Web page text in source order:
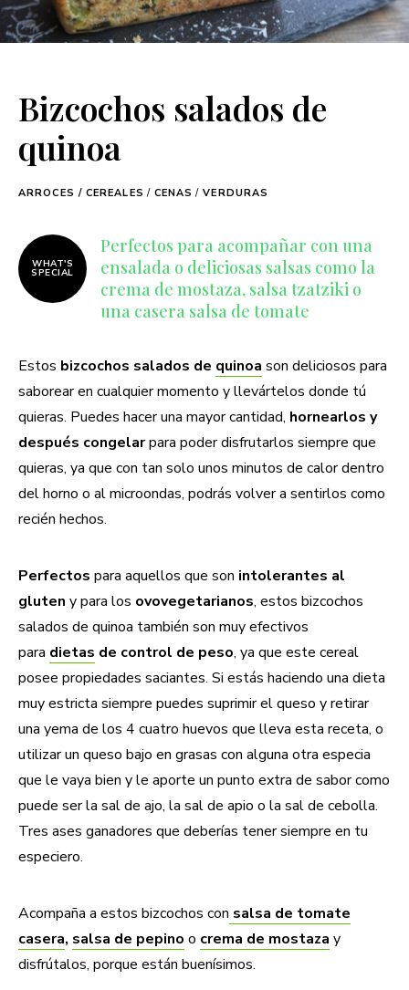
Bizcochos salados de
quinoa
ARROCES / CEREALES / CENAS / VERDURAS
WHAT'S
SPECIAL
Perfectos para acompañar con una
ensalada o deliciosas salsas como la
crema de mostaza, salsa tzatziki o
una casera salsa de tomate
Estos bizcochos salados de quinoa son deliciosos para
saborear en cualquier momento y llevártelos donde tú
quieras. Puedes hacer una mayor cantidad, hornearlos y
después congelarpara poder disfrutarlos siempre que
quieras, ya que con tan solo unos minutos de calor dentro
del horno o al microondas, podrás volver a sentirlos como
recién hechos.
Perfectos para aquellos que son intolerantes al
gluten y para los ovovegetarianos, estos bizcochos
salados de quinoa también son muy efectivos
para dietas de control de peso, ya que este cereal
posee propiedades saciantes. Si estás haciendo una dieta
muy estricta siempre puedes suprimir el queso y retirar
una yema de los 4 cuatro huevos que lleva esta receta, o
utilizar un queso bajo en grasas con alguna otra especia
que le vaya bien y le aporte un punto extra de sabor como
puede ser la sal de ajo, la sal de apio o la sal de cebolla.
Tres ases ganadores que deberías tener siempre en tu
especiero.
Acompaña a estos bizcochos con salsa de tomate
casera, salsa de pepino o crema de mostaza y
disfrútalos, porque están buenísimos.